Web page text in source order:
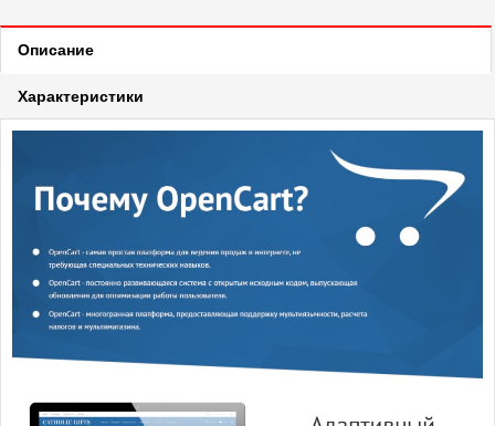
Описание
Характеристики